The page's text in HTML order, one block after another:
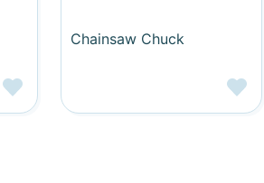
Chainsaw Chuck